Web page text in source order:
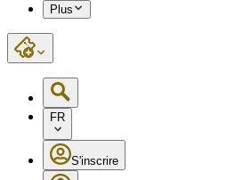
Plus
FR
S'inscrire